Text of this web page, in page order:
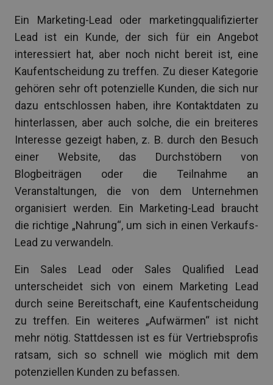
Ein Marketing-Lead oder marketingqualifizierter
Lead ist ein Kunde, der sich für ein Angebot
interessiert hat, aber noch nicht bereit ist, eine
Kaufentscheidung zu treffen. Zu dieser Kategorie
gehören sehr oft potenzielle Kunden, die sich nur
dazu entschlossen haben, ihre Kontaktdaten zu
hinterlassen, aber auch solche, die ein breiteres
Interesse gezeigt haben, z. B. durch den Besuch
einer Website, das Durchstöbern von
Blogbeiträgen oder die Teilnahme an
Veranstaltungen, die von dem Unternehmen
organisiert werden. Ein Marketing-Lead braucht
die richtige „Nahrung“, um sich in einen Verkaufs-
Lead zu verwandeln.
Ein Sales Lead oder Sales Qualified Lead
unterscheidet sich von einem Marketing Lead
durch seine Bereitschaft, eine Kaufentscheidung
zu treffen. Ein weiteres „Aufwärmen“ ist nicht
mehr nötig. Stattdessen ist es für Vertriebsprofis
ratsam, sich so schnell wie möglich mit dem
potenziellen Kunden zu befassen.